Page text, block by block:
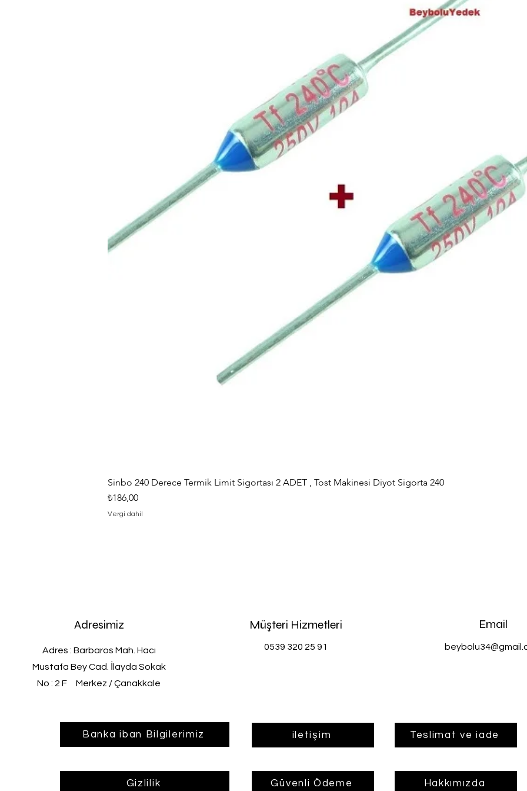
Hızlı Bakış
Sinbo 240 Derece Termik Limit Sigortası 2 ADET , Tost Makinesi Diyot Sigorta 240
Fiyat
₺186,00
Vergi dahil
Adresimiz
Adres : Barbaros Mah. Hacı
Mustafa Bey Cad. İlayda Sokak
No : 2 F Merkez / Çanakkale
Müşteri Hizmetleri
0539 320 25 91
Email
iletişim Teslimat ve iade
Banka iban Bilgilerimiz
Gizlilik Güvenli Ödeme Hakkımızda